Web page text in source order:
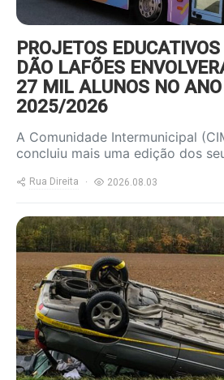
PROJETOS
DÃO LAFÕES
27 MIL ALUNOS NO
2025/2026
A Comunidade Intermunicipal
concluiu mais uma edição dos
Rua Direita 2026.08.03
https://www.ruadireita.pt/wp-
content/uploads/2023/04/
800x600.jpg